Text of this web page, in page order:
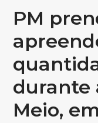
PM
durante
Meio,